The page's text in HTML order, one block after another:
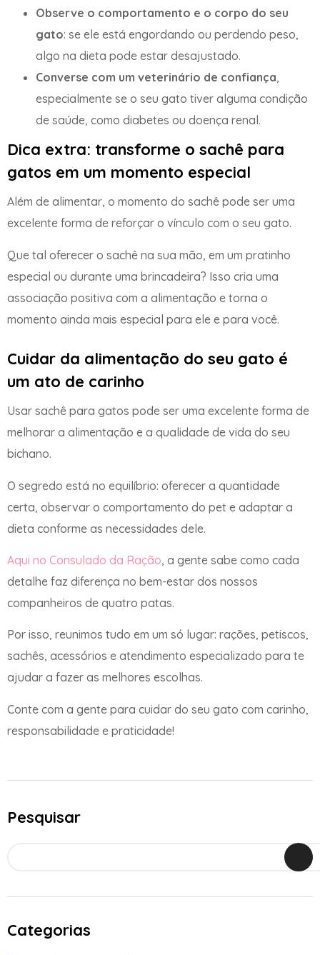
Observe o comportamento e o corpo do seu
gato: se ele está engordando ou perdendo peso,
algo na dieta pode estar desajustado.
Converse com um veterinário de confiança,
especialmente se o seu gato tiver alguma condição
de saúde, como diabetes ou doença renal.
Dica extra: transforme o sachê para
gatos em um momento especial
Além de alimentar, o momento do sachê pode ser uma
excelente forma de reforçar o vínculo com o seu gato.
Que tal oferecer o sachê na sua mão, em um pratinho
especial ou durante uma brincadeira? Isso cria uma
associação positiva com a alimentação e torna o
momento ainda mais especial para ele e para você.
Cuidar da alimentação do seu gato é
um ato de carinho
Usar sachê para gatos pode ser uma excelente forma de
melhorar a alimentação e a qualidade de vida do seu
bichano.
O segredo está no equilíbrio: oferecer a quantidade
certa, observar o comportamento do pet e adaptar a
dieta conforme as necessidades dele.
Aqui no Consulado da Ração, a gente sabe como cada
detalhe faz diferença no bem-estar dos nossos
companheiros de quatro patas.
Por isso, reunimos tudo em um só lugar: rações, petiscos,
sachês, acessórios e atendimento especializado para te
ajudar a fazer as melhores escolhas.
Conte com a gente para cuidar do seu gato com carinho,
responsabilidade e praticidade!
Pesquisar
Categorias